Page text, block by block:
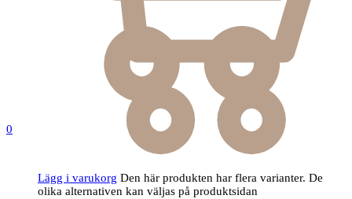
0
Lägg i varukorg Den här produkten har flera varianter. De
olika alternativen kan väljas på produktsidan